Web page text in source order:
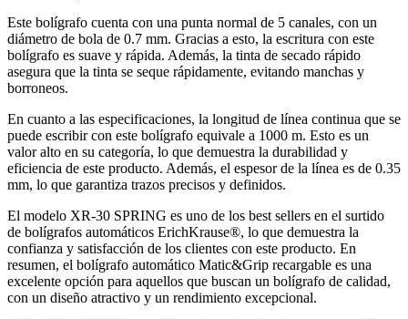
Este bolígrafo cuenta con una punta normal de 5 canales, con un
diámetro de bola de 0.7 mm. Gracias a esto, la escritura con este
bolígrafo es suave y rápida. Además, la tinta de secado rápido
asegura que la tinta se seque rápidamente, evitando manchas y
borroneos.
En cuanto a las especificaciones, la longitud de línea continua que se
puede escribir con este bolígrafo equivale a 1000 m. Esto es un
valor alto en su categoría, lo que demuestra la durabilidad y
eficiencia de este producto. Además, el espesor de la línea es de 0.35
mm, lo que garantiza trazos precisos y definidos.
El modelo XR-30 SPRING es uno de los best sellers en el surtido
de bolígrafos automáticos ErichKrause®, lo que demuestra la
confianza y satisfacción de los clientes con este producto. En
resumen, el bolígrafo automático Matic&Grip recargable es una
excelente opción para aquellos que buscan un bolígrafo de calidad,
con un diseño atractivo y un rendimiento excepcional.